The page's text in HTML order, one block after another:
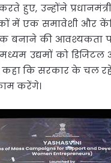
हुए, उन्होंने
में एक समावेशी और
की आवश्यकता
उद्यमों को
कि सरकार के चल
करेंगे।